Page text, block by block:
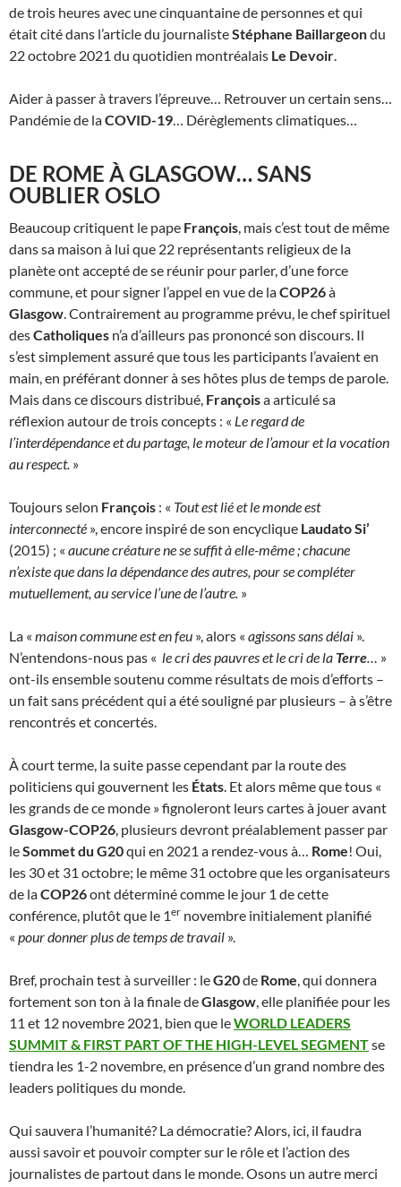
de trois heures avec une cinquantaine de personnes et qui
était cité dans l’article du journalisteStéphane Baillargeondu
22 octobre 2021 du quotidien montréalais Le Devoir.
Aider à passer à travers l’épreuve… Retrouver un certain sens…
Pandémie de laCOVID-19… Dérèglements climatiques…
DE ROME À GLASGOW… SANS
OUBLIER OSLO
Beaucoup critiquent le pape François, mais c’est tout de même
dans sa maison à lui que 22 représentants religieux de la
planète ont accepté de se réunir pour parler, d’une force
commune, et pour signer l’appel en vue de laCOP26à
Glasgow. Contrairement au programme prévu, le chef spirituel
desCatholiques n’a d’ailleurs pas prononcé son discours. Il
s’est simplement assuré que tous les participants l’avaient en
main, en préférant donner à ses hôtes plus de temps de parole.
Mais dans ce discours distribué, Françoisa articulé sa
réflexion autour de trois concepts : « Le regard de
l’interdépendance et du partage, le moteur de l’amour et la vocation
au respect. »
Toujours selon François : « Tout est lié et le monde est
interconnecté », encore inspiré de son encyclique Laudato Si’
(2015) ; « aucune créature ne se suffit à elle-même ; chacune
n’existe que dans la dépendance des autres, pour se compléter
mutuellement, au service l’une de l’autre. »
La « maison commune est en feu », alors « agissons sans délai ».
N’entendons-nous pas « le cri des pauvres et le cri de la Terre… »
ont-ils ensemble soutenu comme résultats de mois d’efforts –
un fait sans précédent qui a été souligné par plusieurs – à s’être
rencontrés et concertés.
À court terme, la suite passe cependant par la route des
politiciens qui gouvernent les États. Et alors même que tous «
les grands de ce monde » fignoleront leurs cartes à jouer avant
Glasgow-COP26, plusieurs devront préalablement passer par
leSommet du G20qui en 2021 a rendez-vous à… Rome! Oui,
les 30 et 31 octobre; le même 31 octobre que les organisateurs
de laCOP26ont déterminé comme le jour 1 de cette
conférence, plutôt que le 1er novembre initialement planifié
« pour donner plus de temps de travail ».
Bref, prochain test à surveiller : leG20de Rome, qui donnera
fortement son ton à la finale deGlasgow, elle planifiée pour les
11 et 12 novembre 2021, bien que leWORLD LEADERS
SUMMIT & FIRST PART OF THE HIGH-LEVEL SEGMENTse
tiendra les 1-2 novembre, en présence d’un grand nombre des
leaders politiques du monde.
Qui sauvera l’humanité? La démocratie? Alors, ici, il faudra
aussi savoir et pouvoir compter sur le rôle et l’action des
journalistes de partout dans le monde. Osons un autre merci